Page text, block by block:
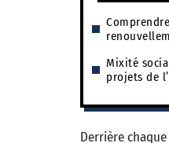
Mixité
projets de
Derrière